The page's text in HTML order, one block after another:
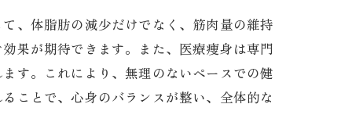
、体脂肪の減少だけでなく、筋肉量の維持
果が期待できます。また、医療痩身は専門
す。これにより、無理のないペースでの健
ことで、心身のバランスが整い、全体的な